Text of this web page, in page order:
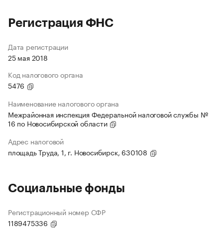
Регистрация ФНС
Дата регистрации
25 мая 2018
Код налогового органа
5476
Наименование налогового органа
Межрайонная инспекция Федеральной налоговой службы №
16 по Новосибирской области
Адрес налоговой
площадь Труда, 1, г. Новосибирск, 630108
Социальные фонды
Регистрационный номер СФР
1189475336